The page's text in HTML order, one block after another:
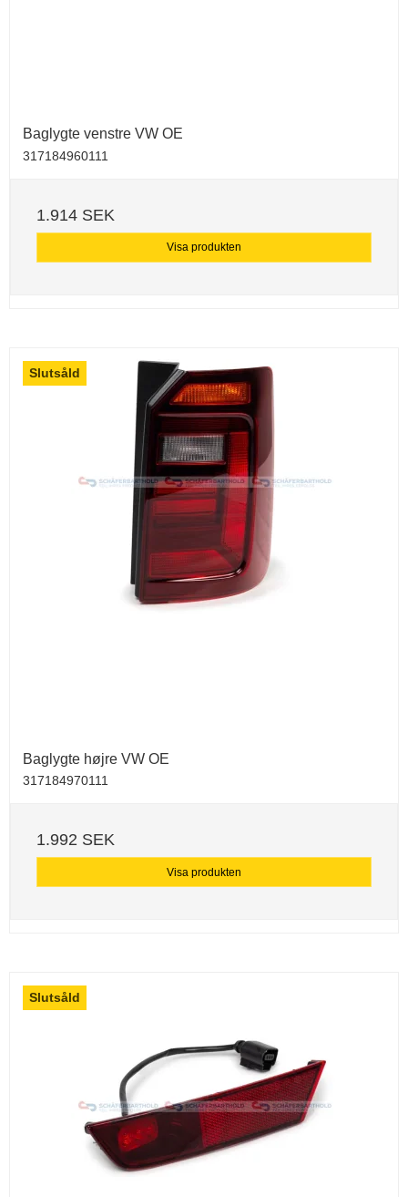
Baglygte venstre VW OE
317184960111
1.914 SEK
Visa produkten
Slutsåld
Baglygte højre VW OE
317184970111
1.992 SEK
Visa produkten
Slutsåld